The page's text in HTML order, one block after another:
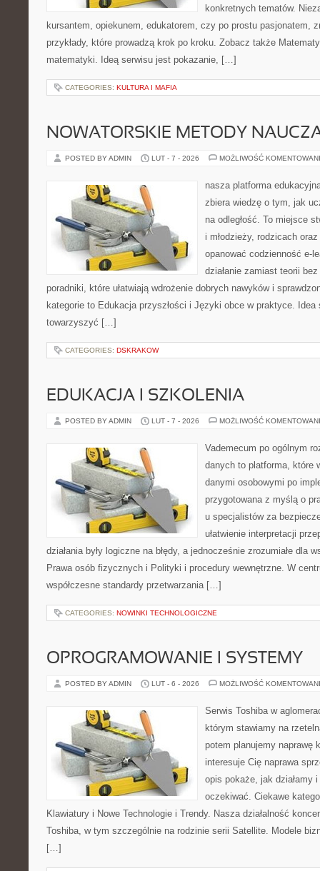
konkretnych tematów.
kursantem, opiekunem, edukatorem, czy po prostu pasjonatem,
przykłady, które prowadzą krok po kroku. Zobacz także
matematyki. Ideą serwisu jest pokazanie, […]
CATEGORIES: KULTURA I MAFIA
NOWATORSKIE METODY
POSTED BY ADMIN LUT - 7 - 2026 MOŻLIWOŚĆ
nasza platforma
zbiera wiedzę o tym, jak
na odległość. To miejsce
i młodzieży, rodzicach
opanować codzienność e-
działanie zamiast teorii
poradniki, które ułatwiają wdrożenie dobrych nawyków i
kategorie to Edukacja przyszłości i Języki obce w praktyce.
towarzyszyć […]
CATEGORIES: DSKRAKOW
EDUKACJA I SZKOLENIA
POSTED BY ADMIN LUT - 7 - 2026 MOŻLIWOŚĆ
Vademecum po ogólnym
danych to platforma, które
danymi osobowymi po
przygotowana z myślą o
u specjalistów za
ułatwienie interpretacji
działania były logiczne na błędy, a jednocześnie zrozumiałe dla
Prawa osób fizycznych i Polityki i procedury wewnętrzne. W
współczesne standardy przetwarzania […]
CATEGORIES: NOWINKI TECHNOLOGICZNE
OPROGRAMOWANIE I SYSTEMY
POSTED BY ADMIN LUT - 6 - 2026 MOŻLIWOŚĆ
Serwis Toshiba w
którym stawiamy na
potem planujemy naprawę
interesuje Cię naprawa
opis pokaże, jak działamy
oczekiwać. Ciekawe
Klawiatury i Nowe Technologie i Trendy. Nasza działalność
Toshiba, w tym szczególnie na rodzinie serii Satellite. Modele
[…]